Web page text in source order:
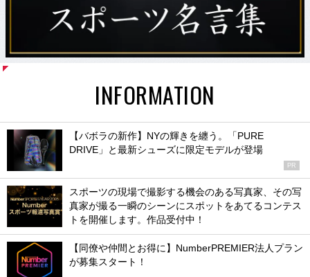
INFORMATION
【バボラの新作】NYの輝きを纏う。「PURE
DRIVE」と最新シューズに限定モデルが登場
PR
スポーツの現場で撮影する機会のある写真家、その写
真家が撮る一瞬のシーンにスポットをあてるコンテス
トを開催します。作品受付中！
【同僚や仲間とお得に】NumberPREMIER法人プラン
が募集スタート！